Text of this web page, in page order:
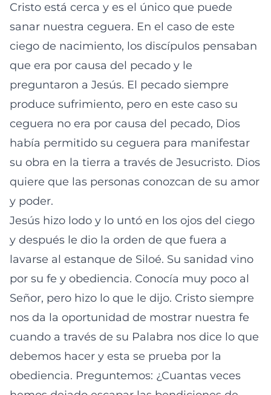
Cristo está cerca y es el único que puede
sanar nuestra ceguera. En el caso de este
ciego de nacimiento, los discípulos pensaban
que era por causa del pecado y le
preguntaron a Jesús. El pecado siempre
produce sufrimiento, pero en este caso su
ceguera no era por causa del pecado, Dios
había permitido su ceguera para manifestar
su obra en la tierra a través de Jesucristo. Dios
quiere que las personas conozcan de su amor
y poder.
Jesús hizo lodo y lo untó en los ojos del ciego
y después le dio la orden de que fuera a
lavarse al estanque de Siloé. Su sanidad vino
por su fe y obediencia. Conocía muy poco al
Señor, pero hizo lo que le dijo. Cristo siempre
nos da la oportunidad de mostrar nuestra fe
cuando a través de su Palabra nos dice lo que
debemos hacer y esta se prueba por la
obediencia. Preguntemos: ¿Cuantas veces